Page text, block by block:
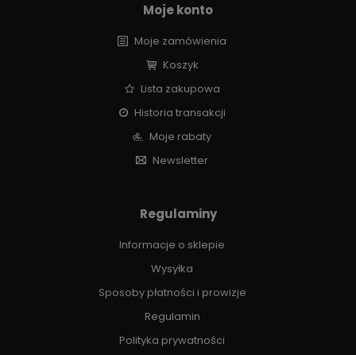
Moje konto
Moje zamówienia
Koszyk
Lista zakupowa
Historia transakcji
Moje rabaty
Newsletter
Regulaminy
Informacje o sklepie
Wysyłka
Sposoby płatności i prowizje
Regulamin
Polityka prywatności